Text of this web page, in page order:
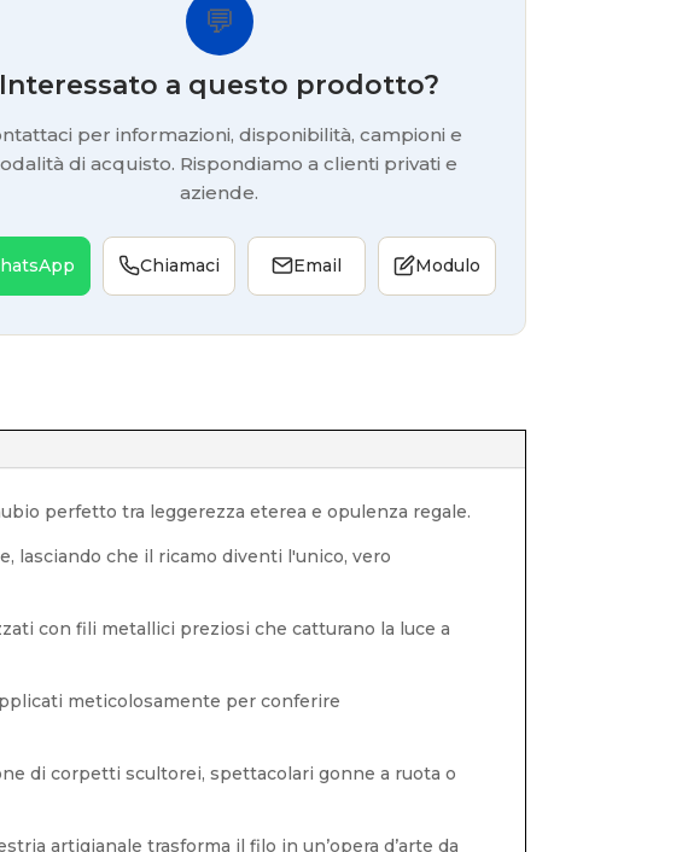
💬
Interessato a questo prodotto?
per informazioni, disponibilità, campioni e
di acquisto. Rispondiamo a clienti privati e
aziende.
Chiamaci Email Modulo
perfetto tra leggerezza eterea e opulenza regale.
lasciando che il ricamo diventi l'unico, vero
con fili metallici preziosi che catturano la luce a
meticolosamente per conferire
di corpetti scultorei, spettacolari gonne a ruota o
artigianale trasforma il filo in un’opera d’arte da